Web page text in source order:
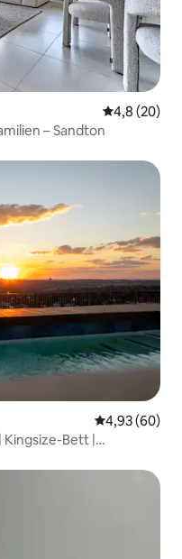
4,8 (20)
– Sandton
4,93 (60)
Kingsize-Bett |